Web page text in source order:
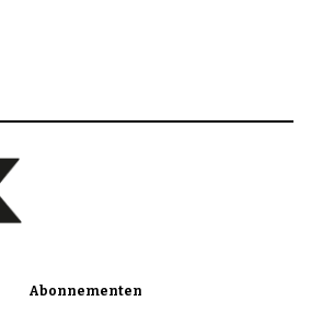
Abonnementen